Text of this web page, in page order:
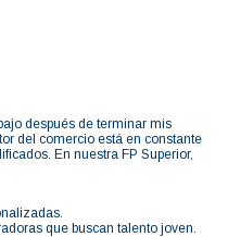
después de terminar mis
del comercio está en constante
En nuestra FP Superior,
que buscan talento joven.